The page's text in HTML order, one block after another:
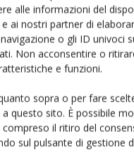
alle informazioni del
ai nostri partner di
o gli ID univoci
Non acconsentire o
e funzioni.
sopra o per fare
questo sito. È possibile
il ritiro del
sul pulsante di gestione